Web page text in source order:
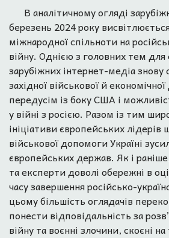
В аналітичному огляді
березень 2024 року
міжнародної спільноти на
війну. Однією з головних тем для
зарубіжних інтернет-медіа
західної військової й
передусім із боку США і
у війні з росією. Разом із тим
ініціативи європейських
військової допомоги Україні
європейських держав. Як і
та експерти доволі обережні в
часу завершення російсько-
цьому більшість оглядачів
понести відповідальність за
війну та воєнні злочини, скоєні